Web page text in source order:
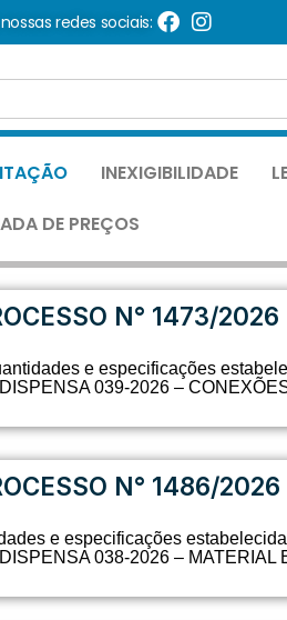
redes sociais:
INEXIGIBILIDADE
DE PREÇOS
N° 1473/2026
e especificações
039-2026 –
N° 1486/2026
e especificações
038-2026 – MATERIAL